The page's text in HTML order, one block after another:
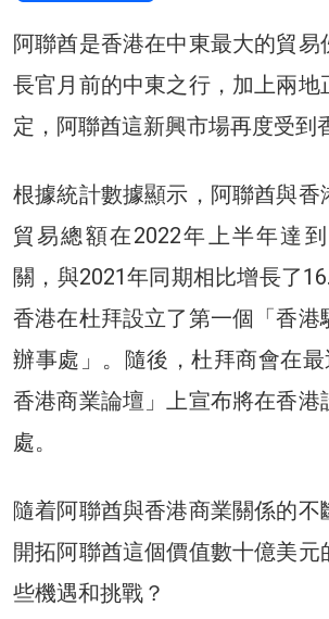
阿聯酋是香港在中東最大的貿易
長官月前的中東之行，加上兩地
定，阿聯酋這新興市場再度受到
根據統計數據顯示，阿聯酋與香
貿易總額在2022年上半年達
關，與2021年同期相比增長了
香港在杜拜設立了第一個「香港
辦事處」。隨後，杜拜商會在
香港商業論壇」上宣布將在香港
處。
隨着阿聯酋與香港商業關係的不
開拓阿聯酋這個價值數十億美元
些機遇和挑戰？